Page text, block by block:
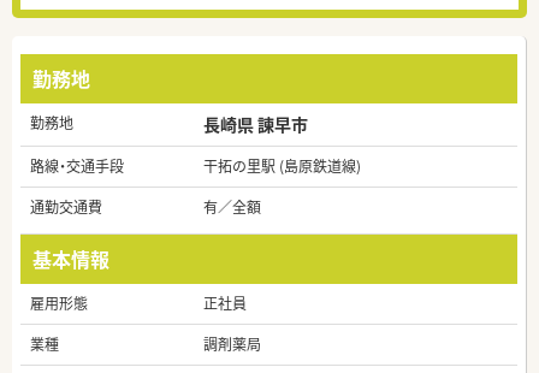
勤務地
勤務地 長崎県 諫早市
路線・交通手段
干拓の里駅 (島原鉄道線)
通勤交通費
有／全額
基本情報
雇用形態
正社員
業種
調剤薬局